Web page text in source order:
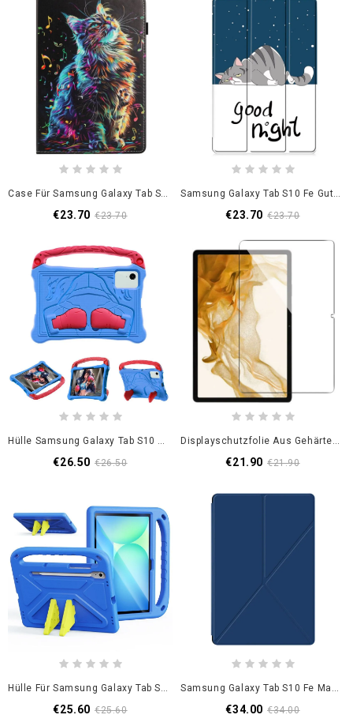
Case Für Samsung Galaxy Tab S10 Fe Musikkatze
€23.70 €23.70
Samsung Galaxy Tab S10 Fe Gute Nacht
€23.70 €23.70
Hülle Samsung Galaxy Tab S10 Fe Handyhülle Eva-Material Mit Griff Und Ständer
€26.50 €26.50
Displayschutzfolie Aus Gehärtetem Glas Für Samsung Galaxy Tab S10 Fe
€21.90 €21.90
Hülle Für Samsung Galaxy Tab S10 Fe Dux Ducis Serie Puff
€25.60 €25.60
Samsung Galaxy Tab S10 Fe Magnetischer Origami-Ständer
€34.00 €34.00